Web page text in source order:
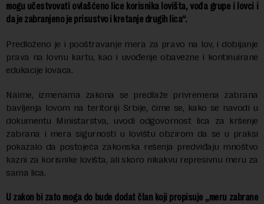
mogu učestvovati ovlašćeno lice korisnika lovišta, vođa grupe i lovci i
da je zabranjeno je prisustvo i kretanje drugih lica“.
Predloženo je i pooštravanje mera za pravo na lov, i dobijanje
prava na lovnu kartu, kao i uvođenje obavezne i kontinuirane
edukacije lovaca.
Naime, izmenama zakona se predlaže privremena zabrana
bavljenja lovom na teritoriji Srbije, čime se, kako se navodi u
dokumentu Ministarstva, uvodi odgovornost lica za kršenje
zabrana i mera sigurnosti u lovištu obzirom da se u praksi
pokazalo da postojeća zakonska rešenja predviđaju mnoštvo
kazni za korisnike lovišta, ali skoro nikakvu represivnu meru za
sama lica.
U zakon bi zato moga do bude dodat član koji propisuje „meru zabrane